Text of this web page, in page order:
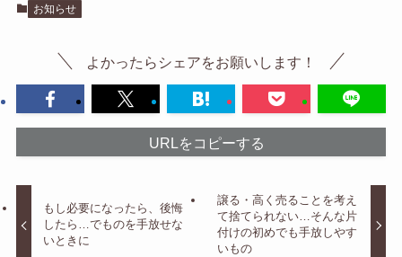
お知らせ
よかったらシェアをお願いします！
URLをコピーする
もし必要になったら、後悔
したら…でものを手放せな
いときに
譲る・高く売ることを考え
て捨てられない…そんな片
付けの初めでも手放しやす
いもの